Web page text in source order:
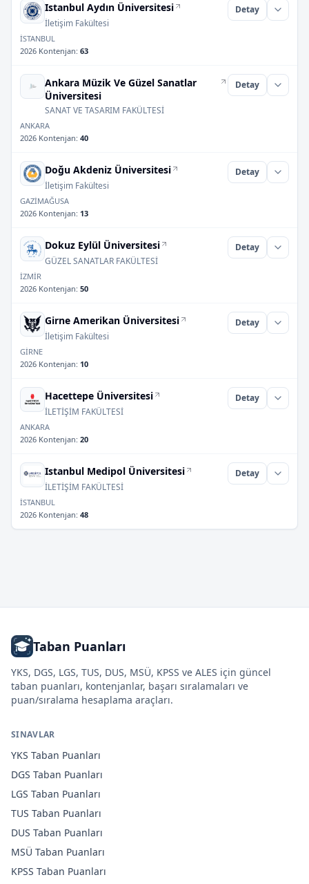
Istanbul Aydın Üniversitesi
İletişim Fakültesi
Detay
İSTANBUL
2026 Kontenjan: 63
Ankara Müzik Ve Güzel Sanatlar
Üniversitesi
SANAT VE TASARIM FAKÜLTESİ
Detay
ANKARA
2026 Kontenjan: 40
Doğu Akdeniz Üniversitesi
İletişim Fakültesi
Detay
GAZİMAĞUSA
2026 Kontenjan: 13
Dokuz Eylül Üniversitesi
GÜZEL SANATLAR FAKÜLTESİ
Detay
İZMİR
2026 Kontenjan: 50
Girne Amerikan Üniversitesi
İletişim Fakültesi
Detay
GİRNE
2026 Kontenjan: 10
Hacettepe Üniversitesi
İLETİŞİM FAKÜLTESİ
Detay
ANKARA
2026 Kontenjan: 20
Istanbul Medipol Üniversitesi
İLETİŞİM FAKÜLTESİ
Detay
İSTANBUL
2026 Kontenjan: 48
Taban Puanları
YKS, DGS, LGS, TUS, DUS, MSÜ, KPSS ve ALES için güncel
taban puanları, kontenjanlar, başarı sıralamaları ve
puan/sıralama hesaplama araçları.
SINAVLAR
YKS Taban Puanları
DGS Taban Puanları
LGS Taban Puanları
TUS Taban Puanları
DUS Taban Puanları
MSÜ Taban Puanları
KPSS Taban Puanları